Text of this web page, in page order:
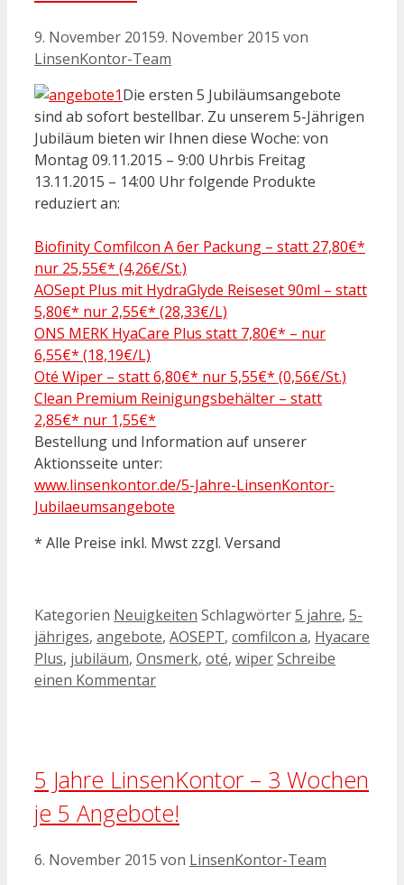
9. November 20159. November 2015 von
LinsenKontor-Team
Die ersten 5 Jubiläumsangebote
sind ab sofort bestellbar. Zu unserem 5-Jährigen
Jubiläum bieten wir Ihnen diese Woche: von
Montag 09.11.2015 – 9:00 Uhrbis Freitag
13.11.2015 – 14:00 Uhr folgende Produkte
reduziert an:
Biofinity Comfilcon A 6er Packung – statt 27,80€*
nur 25,55€* (4,26€/St.)
AOSept Plus mit HydraGlyde Reiseset 90ml – statt
5,80€* nur 2,55€* (28,33€/L)
ONS MERK HyaCare Plus statt 7,80€* – nur
6,55€* (18,19€/L)
Oté Wiper – statt 6,80€* nur 5,55€* (0,56€/St.)
Clean Premium Reinigungsbehälter – statt
2,85€* nur 1,55€*
Bestellung und Information auf unserer
Aktionsseite unter:
www.linsenkontor.de/5-Jahre-LinsenKontor-
Jubilaeumsangebote
* Alle Preise inkl. Mwst zzgl. Versand
Kategorien Neuigkeiten Schlagwörter5 jahre, 5-
jähriges, angebote, AOSEPT, comfilcon a, Hyacare
Plus, jubiläum, Onsmerk, oté, wiperSchreibe
einen Kommentar
5 Jahre LinsenKontor – 3 Wochen
je 5 Angebote!
6. November 2015 von LinsenKontor-Team